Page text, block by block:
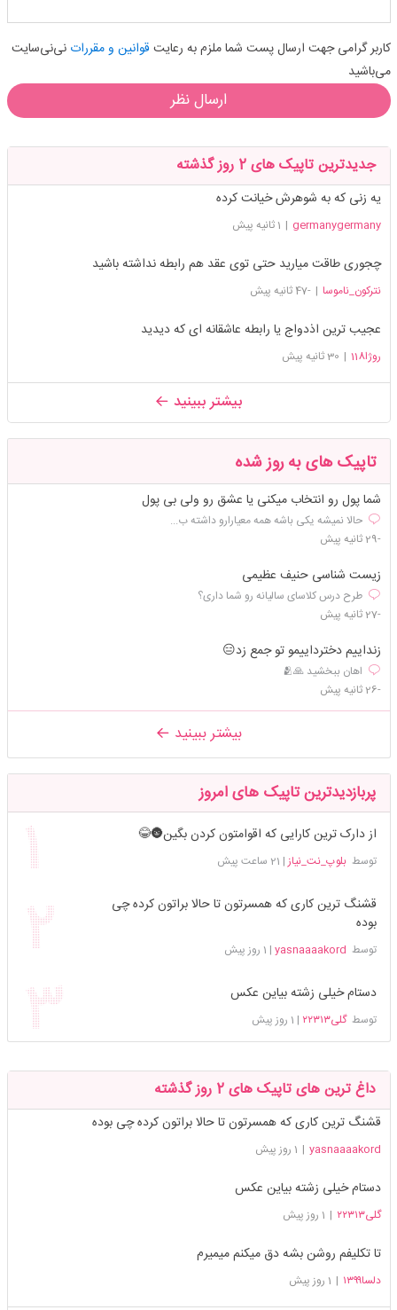
کاربر گرامی جهت ارسال پست شما ملزم به رعایت قوانین و مقرراتنی‌نی‌سایت
می‌باشید
ارسال نظر
جدیدترین تاپیک های 2 روز گذشته
یه زنی که به شوهرش خیانت کرده
germanygermany
| 1 ثانیه پیش
چجوری طاقت میارید حتی توی عقد هم رابطه نداشته باشید
نترکون_ناموسا | -47 ثانیه پیش
عجیب ترین اذدواج یا رابطه عاشقانه ای که دیدید
روژا118 | 30 ثانیه پیش
بیشتر ببینید
تاپیک های به روز شده
شما پول رو انتخاب میکنی یا عشق رو ولی بی پول
حالا نمیشه یکی باشه همه معیارارو داشته ب...
-29 ثانیه پیش
زیست شناسی حنیف عظیمی
طرح درس کلاسای سالیانه رو شما داری؟
-27 ثانیه پیش
زنداییم دخترداییمو تو جمع زد😑
اهان ببخشید 🙏🫂
-26 ثانیه پیش
بیشتر ببینید
پربازدیدترین تاپیک های امروز
از دارک ترین کارایی که اقوامتون کردن بگین🌚😂
توسطبلوپ_نت_نیاز | 21 ساعت پیش
قشنگ ترین کاری که همسرتون تا حالا براتون کرده چی
بوده
توسط yasnaaaakord
| 1 روز پیش
دستام خیلی زشته بیاین عکس
توسطگلی۲۲۳۱۳ | 1 روز پیش
داغ ترین های تاپیک های 2 روز گذشته
قشنگ ترین کاری که همسرتون تا حالا براتون کرده چی بوده
yasnaaaakord
| 1 روز پیش
دستام خیلی زشته بیاین عکس
گلی۲۲۳۱۳ | 1 روز پیش
تا تکلیفم روشن بشه دق میکنم میمیرم
دلسا۱۳۹۹ | 1 روز پیش